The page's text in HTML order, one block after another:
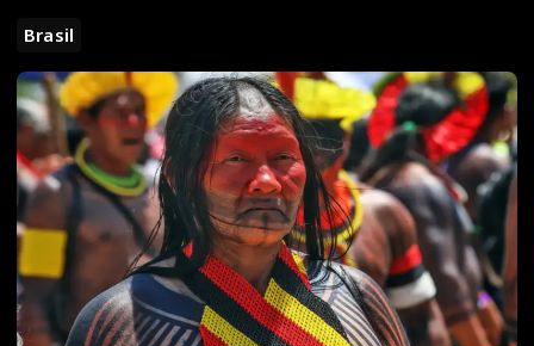
Brasil